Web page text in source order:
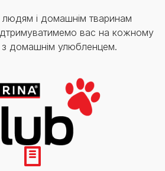
і домашнім тваринам
вас на кожному
з домашнім улюбленцем.